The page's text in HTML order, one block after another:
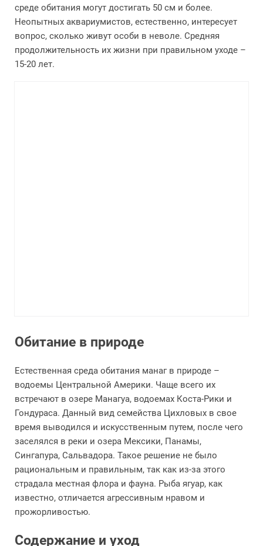
среде обитания могут достигать 50 см и более.
Неопытных аквариумистов, естественно, интересует
вопрос, сколько живут особи в неволе. Средняя
продолжительность их жизни при правильном уходе –
15-20 лет.
Обитание в природе
Естественная среда обитания манаг в природе –
водоемы Центральной Америки. Чаще всего их
встречают в озере Манагуа, водоемах Коста-Рики и
Гондураса. Данный вид семейства Цихловых в свое
время выводился и искусственным путем, после чего
заселялся в реки и озера Мексики, Панамы,
Сингапура, Сальвадора. Такое решение не было
рациональным и правильным, так как из-за этого
страдала местная флора и фауна. Рыба ягуар, как
известно, отличается агрессивным нравом и
прожорливостью.
Содержание и уход